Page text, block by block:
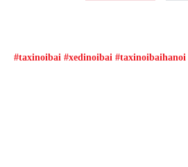
#taxinoibai #xedinoibai #taxinoibaihanoi